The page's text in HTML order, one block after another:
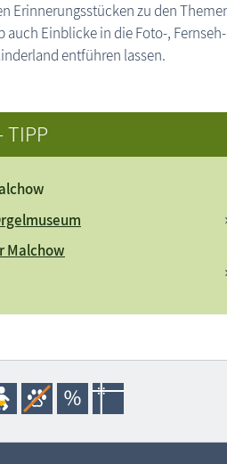
Erinnerungsstücken zu den
Einblicke in die Foto-,
entführen lassen.
Malchow